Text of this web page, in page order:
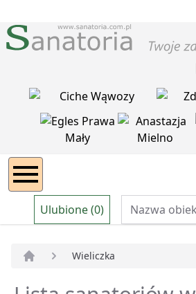
Ulubione (0)
Wieliczka